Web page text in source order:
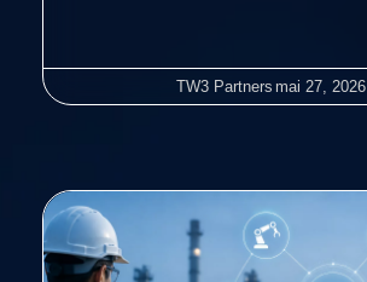
TW3 Partners mai 27, 2026